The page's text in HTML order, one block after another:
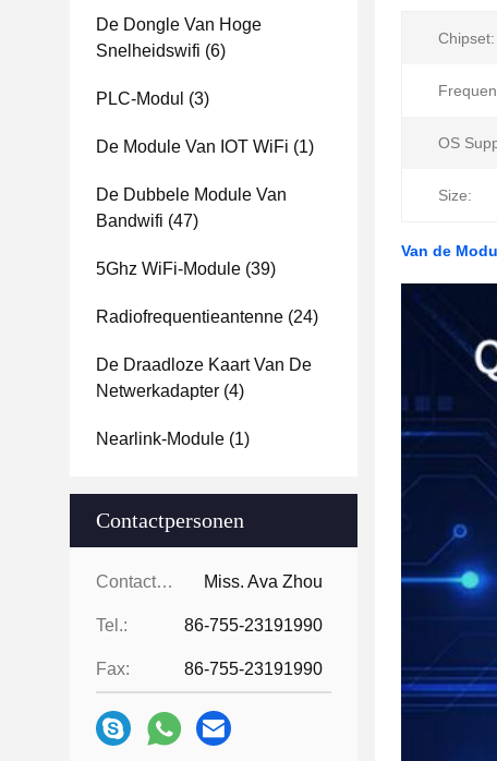
De Dongle Van Hoge
Snelheidswifi (6)
PLC-Modul (3)
De Module Van IOT WiFi (1)
De Dubbele Module Van
Bandwifi (47)
5Ghz WiFi-Module (39)
Radiofrequentieantenne (24)
De Draadloze Kaart Van De
Netwerkadapter (4)
Nearlink-Module (1)
Contactpersonen
Contactpersonen: Miss. Ava Zhou
Tel.: 86-755-23191990
Fax: 86-755-23191990
Chipset:
OS
Size:
Van de